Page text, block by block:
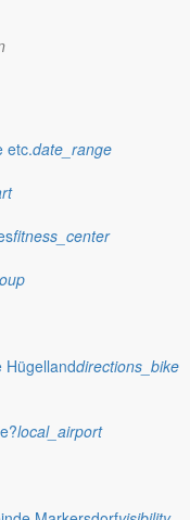
etc.date_range
fitness_center
Hügellanddirections_bike
local_airport